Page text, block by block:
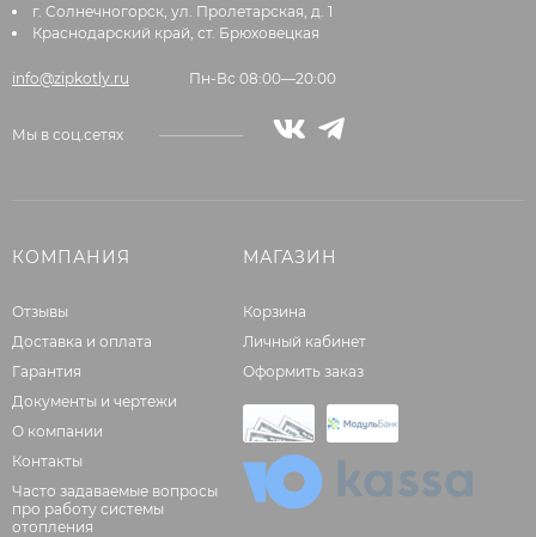
г. Солнечногорск, ул. Пролетарская, д. 1
Краснодарский край, ст. Брюховецкая
info@zipkotly.ru Пн-Вс 08:00—20:00
Мы в соц.сетях
КОМПАНИЯ
Отзывы
Доставка и оплата
Гарантия
Документы и чертежи
О компании
Контакты
Часто задаваемые вопросы
про работу системы
отопления
МАГАЗИН
Корзина
Личный кабинет
Оформить заказ